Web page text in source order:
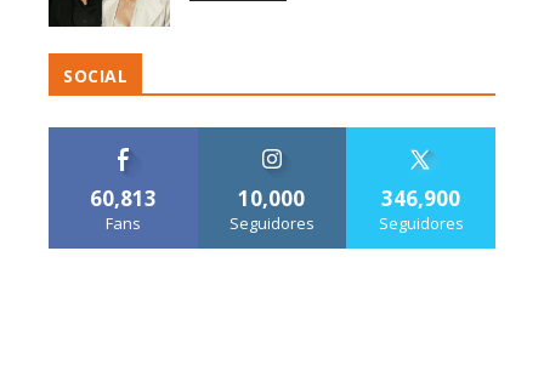
SOCIAL
60,813
Fans
10,000
Seguidores
346,900
Seguidores